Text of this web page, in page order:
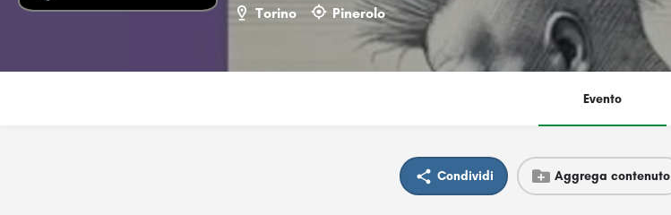
Torino Pinerolo
Evento
Condividi Aggrega contenuto